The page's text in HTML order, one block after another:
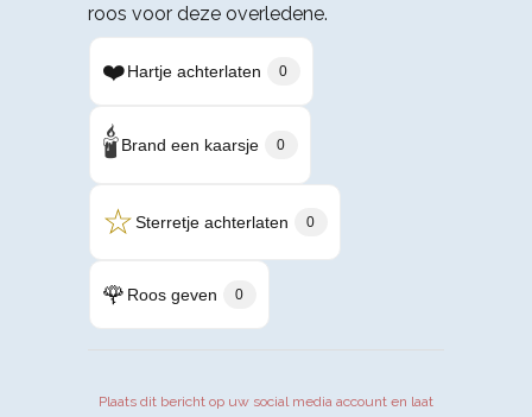
roos voor deze overledene.
❤️Hartje achterlaten 0
🕯️Brand een kaarsje 0
☆Sterretje achterlaten 0
🌹 Roos geven 0
Plaats dit bericht op uw social media account en laat